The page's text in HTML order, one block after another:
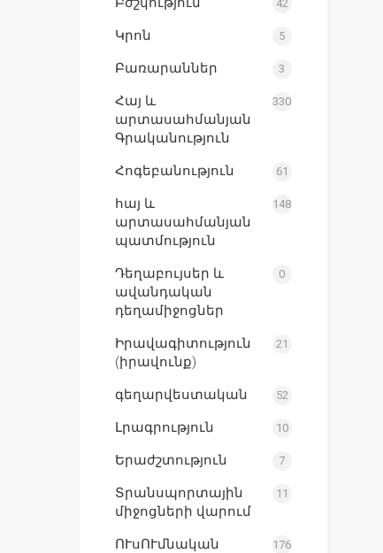
42
Կրոն 5
Բառարաններ 3
Հայ և
արտասահմանյան
Գրականություն
330
Հոգեբանություն 61
հայ և
արտասահմանյան
պատմություն
148
Դեղաբույսեր և
ավանդական
դեղամիջոցներ
0
Իրավագիտություն
(իրավունք)
21
գեղարվեստական 52
Լրագրություն 10
Երաժշտություն 7
Տրանսպորտային
միջոցների վարում
11
ՈՒսՈՒմնական
176